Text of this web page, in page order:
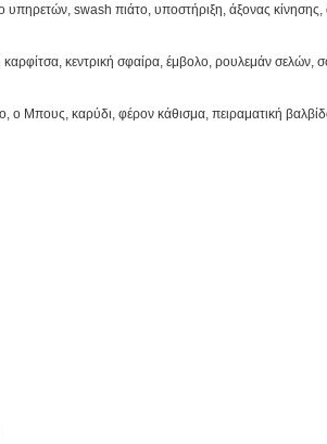
swash πιάτο, υποστήριξη, άξονας
κεντρική σφαίρα, έμβολο, ρουλεμάν σελών,
ο Μπους, καρύδι, φέρον κάθισμα, πειραματική